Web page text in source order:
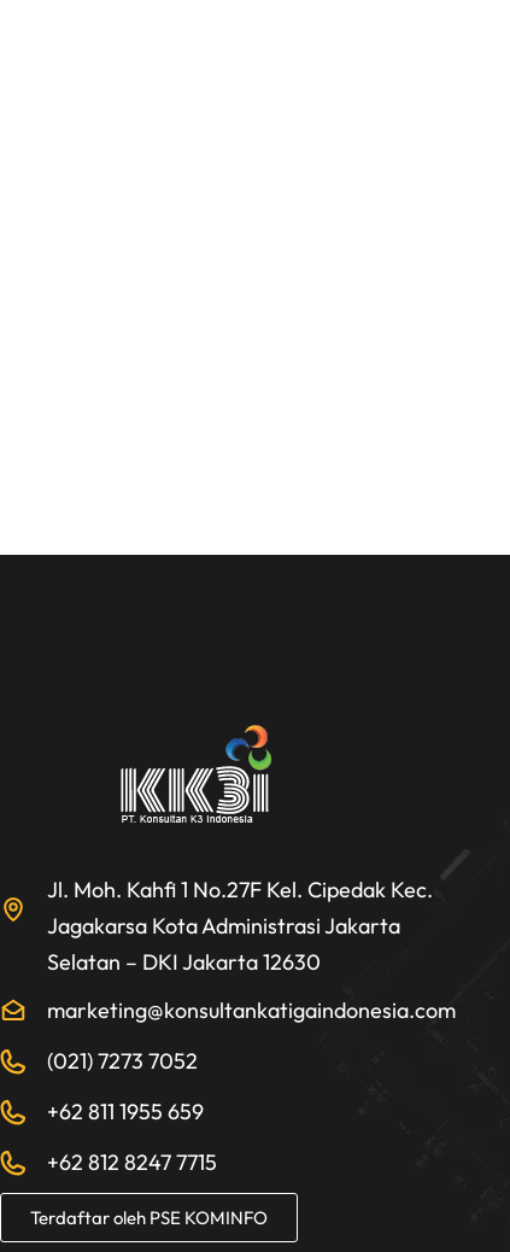
Jl. Moh. Kahfi 1 No.27F Kel. Cipedak Kec.
Jagakarsa Kota Administrasi Jakarta
Selatan – DKI Jakarta 12630
marketing@konsultankatigaindonesia.com
(021) 7273 7052
+62 811 1955 659
+62 812 8247 7715
Terdaftar oleh PSE KOMINFO